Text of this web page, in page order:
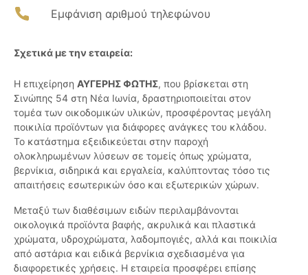
Εμφάνιση αριθμού τηλεφώνου
Σχετικά με την εταιρεία:
Η επιχείρηση ΑΥΓΕΡΗΣ ΦΩΤΗΣ, που βρίσκεται στη
Σινώπης 54 στη Νέα Ιωνία, δραστηριοποιείται στον
τομέα των οικοδομικών υλικών, προσφέροντας μεγάλη
ποικιλία προϊόντων για διάφορες ανάγκες του κλάδου.
Το κατάστημα εξειδικεύεται στην παροχή
ολοκληρωμένων λύσεων σε τομείς όπως χρώματα,
βερνίκια, σιδηρικά και εργαλεία, καλύπτοντας τόσο τις
απαιτήσεις εσωτερικών όσο και εξωτερικών χώρων.
Μεταξύ των διαθέσιμων ειδών περιλαμβάνονται
οικολογικά προϊόντα βαφής, ακρυλικά και πλαστικά
χρώματα, υδροχρώματα, λαδομπογιές, αλλά και ποικιλία
από αστάρια και ειδικά βερνίκια σχεδιασμένα για
διαφορετικές χρήσεις. Η εταιρεία προσφέρει επίσης